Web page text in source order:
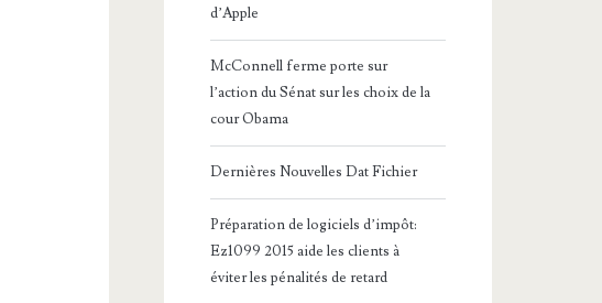
d’Apple
McConnell ferme porte sur
l’action du Sénat sur les choix de la
cour Obama
Dernières Nouvelles Dat Fichier
Préparation de logiciels d’impôt:
Ez1099 2015 aide les clients à
éviter les pénalités de retard